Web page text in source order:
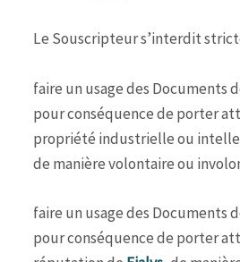
Le Souscripteur s’interdit
faire un usage des Documents
pour conséquence de porter
propriété industrielle ou
de manière volontaire ou
faire un usage des Documents
pour conséquence de porter